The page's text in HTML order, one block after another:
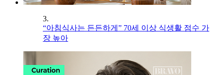
3.
“아침식사는 든든하게” 70세 이상 식생활 점수 가
장 높아